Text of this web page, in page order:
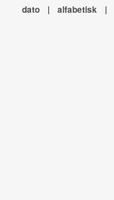
dato | alfabetisk |